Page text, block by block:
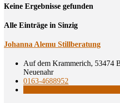
Кeine Ergebnisse gefunden
Alle Einträge in Sinzig
Johan­na Alemu Stillberatung
Auf dem Krammerich, 53474
Neuenahr
0163-4688952